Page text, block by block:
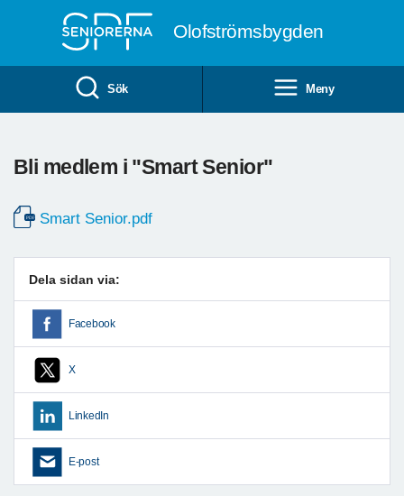
Olofströmsbygden
Sök Meny
Bli medlem i "Smart Senior"
Smart Senior.pdf
Dela sidan via:
Facebook
X
LinkedIn
E-post